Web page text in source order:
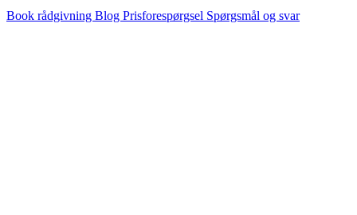
Book rådgivning Blog Prisforespørgsel Spørgsmål og svar